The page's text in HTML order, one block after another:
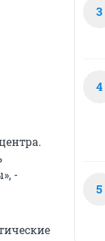
-
3
4
5